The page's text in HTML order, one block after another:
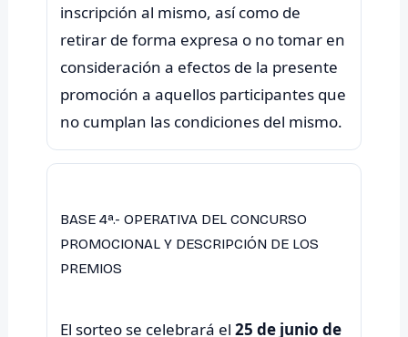
inscripción al mismo, así como de
retirar de forma expresa o no tomar en
consideración a efectos de la presente
promoción a aquellos participantes que
BASE 4ª.- OPERATIVA DEL CONCURSO
PROMOCIONAL Y DESCRIPCIÓN DE LOS
PREMIOS
El sorteo se celebrará el25 de junio de